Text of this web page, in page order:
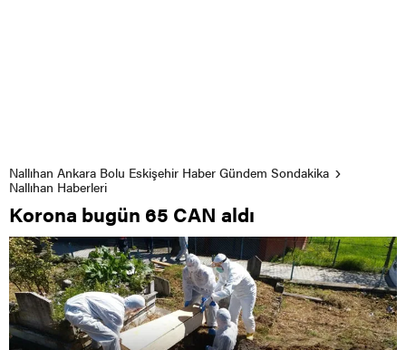
Nallıhan Ankara Bolu Eskişehir Haber Gündem Sondakika
Nallıhan Haberleri
Korona bugün 65 CAN aldı